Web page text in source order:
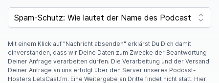
SPAM CAPTCHA
Mit einem Klick auf "Nachricht absenden" erklärst Du Dich damit
einverstanden, dass wir Deine Daten zum Zwecke der Beantwortung
Deiner Anfrage verarbeiten dürfen. Die Verarbeitung und der Versand
Deiner Anfrage an uns erfolgt über den Server unseres Podcast-
Hosters LetsCast.fm. Eine Weitergabe an Dritte findet nicht statt. Hier